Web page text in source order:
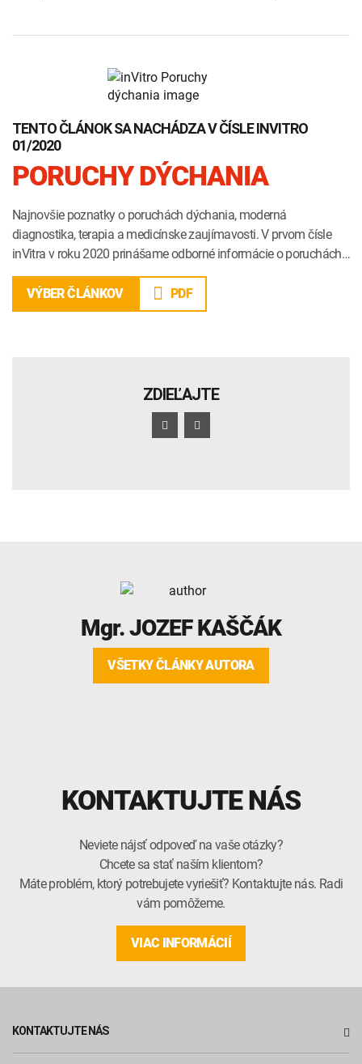
TENTO ČLÁNOK SA NACHÁDZA V ČÍSLE INVITRO
01/2020
PORUCHY DÝCHANIA
Najnovšie poznatky o poruchách dýchania, moderná
diagnostika, terapia a medicínske zaujímavosti. V prvom čísle
inVitra v roku 2020 prinášame odborné informácie o poruchách…
VÝBER ČLÁNKOV PDF
ZDIEĽAJTE
Mgr.JOZEF KAŠČÁK
VŠETKY ČLÁNKY AUTORA
KONTAKTUJTE NÁS
Neviete nájsť odpoveď na vaše otázky?
Chcete sa stať naším klientom?
Máte problém, ktorý potrebujete vyriešiť? Kontaktujte nás. Radi
vám pomôžeme.
VIAC INFORMÁCIÍ
KONTAKTUJTE NÁS